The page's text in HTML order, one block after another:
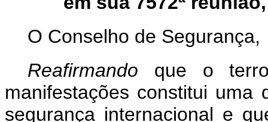
O Conselho de Segurança,
Reafirmando que o
manifestações constitui
segurança internacional e